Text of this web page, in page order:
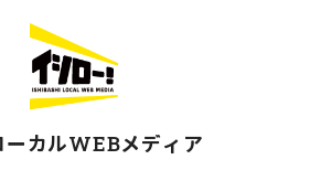
ーカルWEBメディア